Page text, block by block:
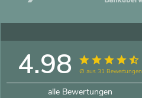
4.98∅ aus 31 Bewertungen
alle Bewertungen